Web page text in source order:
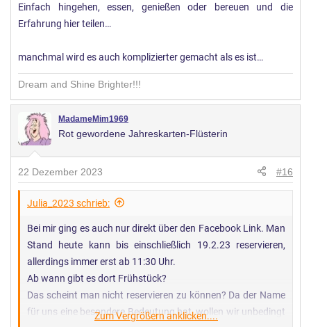
Einfach hingehen, essen, genießen oder bereuen und die
Erfahrung hier teilen…
manchmal wird es auch komplizierter gemacht als es ist…
Dream and Shine Brighter!!!
MadameMim1969
Rot gewordene Jahreskarten-Flüsterin
22 Dezember 2023 #16
Julia_2023 schrieb:
Bei mir ging es auch nur direkt über den Facebook Link. Man
Stand heute kann bis einschließlich 19.2.23 reservieren,
allerdings immer erst ab 11:30 Uhr.
Ab wann gibt es dort Frühstück?
Das scheint man nicht reservieren zu können? Da der Name
für uns eine besondere Bedeutung hat, wollen wir unbedingt
Zum Vergrößern anklicken....